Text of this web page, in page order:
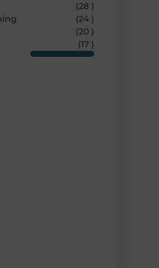
(28 )
(24 )
(20 )
(17 )